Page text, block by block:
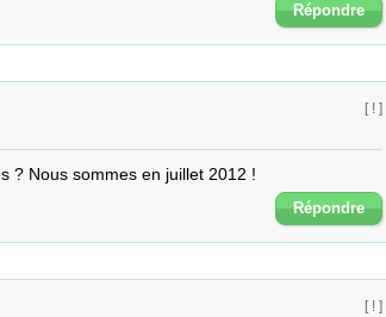
Répondre
[ ! ]
? Nous sommes en juillet 2012 !
Répondre
[ ! ]